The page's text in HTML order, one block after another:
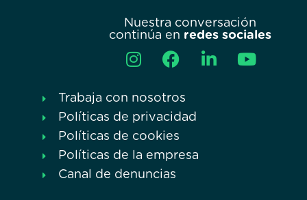
Nuestra conversación
continúa en redes sociales
Trabaja con nosotros
Políticas de privacidad
Políticas de cookies
Políticas de la empresa
Canal de denuncias